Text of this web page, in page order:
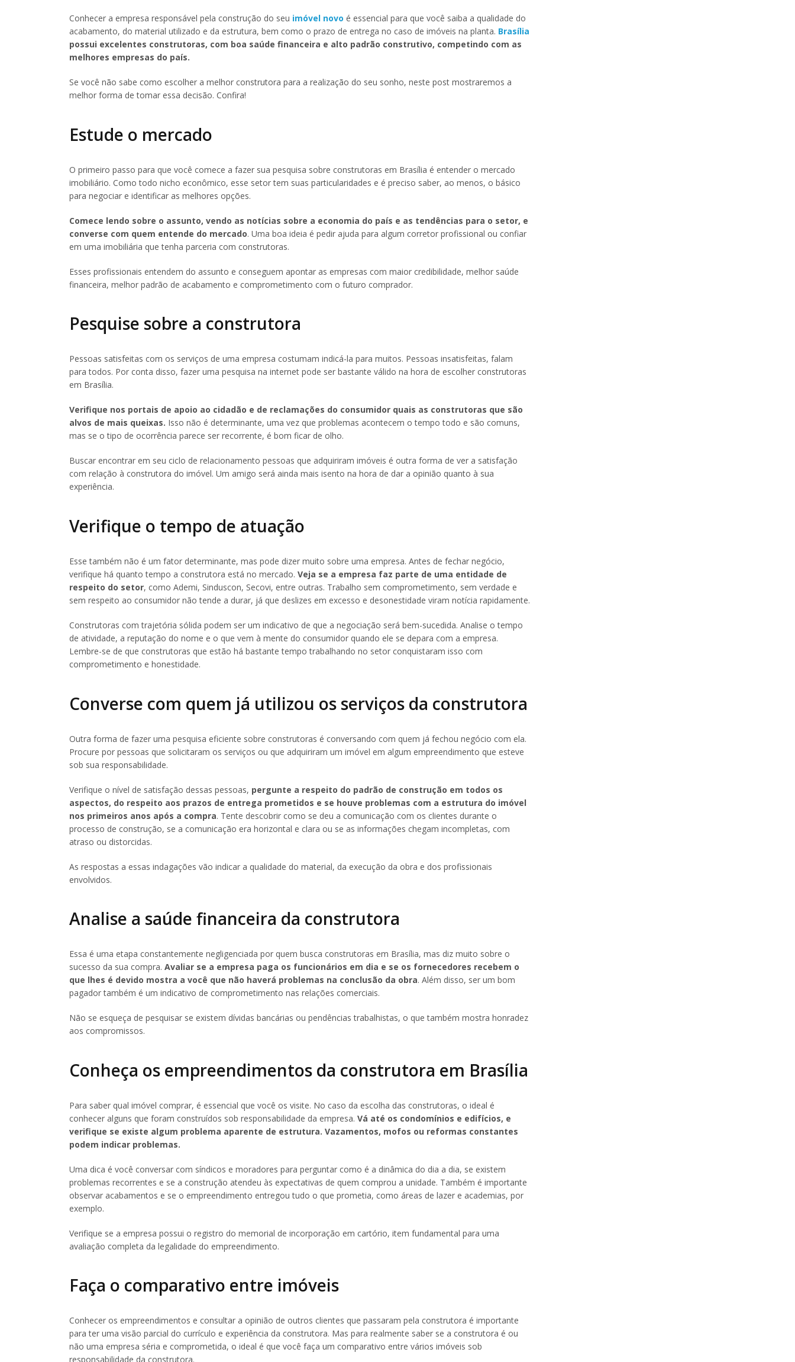
Conhecer a empresa responsável pela construção do seu imóvel novo é essencial para que você saiba a qualidade do
acabamento, do material utilizado e da estrutura, bem como o prazo de entrega no caso de imóveis na planta. Brasília
possui excelentes construtoras, com boa saúde financeira e alto padrão construtivo, competindo com as
melhores empresas do país.
Se você não sabe como escolher a melhor construtora para a realização do seu sonho, neste post mostraremos a
melhor forma de tomar essa decisão. Confira!
Estude o mercado
O primeiro passo para que você comece a fazer sua pesquisa sobre construtoras em Brasília é entender o mercado
imobiliário. Como todo nicho econômico, esse setor tem suas particularidades e é preciso saber, ao menos, o básico
para negociar e identificar as melhores opções.
Comece lendo sobre o assunto, vendo as notícias sobre a economia do país e as tendências para o setor, e
converse com quem entende do mercado. Uma boa ideia é pedir ajuda para algum corretor profissional ou confiar
em uma imobiliária que tenha parceria com construtoras.
Esses profissionais entendem do assunto e conseguem apontar as empresas com maior credibilidade, melhor saúde
financeira, melhor padrão de acabamento e comprometimento com o futuro comprador.
Pesquise sobre a construtora
Pessoas satisfeitas com os serviços de uma empresa costumam indicá-la para muitos. Pessoas insatisfeitas, falam
para todos. Por conta disso, fazer uma pesquisa na internet pode ser bastante válido na hora de escolher construtoras
em Brasília.
Verifique nos portais de apoio ao cidadão e de reclamações do consumidor quais as construtoras que são
alvos de mais queixas. Isso não é determinante, uma vez que problemas acontecem o tempo todo e são comuns,
mas se o tipo de ocorrência parece ser recorrente, é bom ficar de olho.
Buscar encontrar em seu ciclo de relacionamento pessoas que adquiriram imóveis é outra forma de ver a satisfação
com relação à construtora do imóvel. Um amigo será ainda mais isento na hora de dar a opinião quanto à sua
experiência.
Verifique o tempo de atuação
Esse também não é um fator determinante, mas pode dizer muito sobre uma empresa. Antes de fechar negócio,
verifique há quanto tempo a construtora está no mercado. Veja se a empresa faz parte de uma entidade de
respeito do setor, como Ademi, Sinduscon, Secovi, entre outras. Trabalho sem comprometimento, sem verdade e
sem respeito ao consumidor não tende a durar, já que deslizes em excesso e desonestidade viram notícia rapidamente.
Construtoras com trajetória sólida podem ser um indicativo de que a negociação será bem-sucedida. Analise o tempo
de atividade, a reputação do nome e o que vem à mente do consumidor quando ele se depara com a empresa.
Lembre-se de que construtoras que estão há bastante tempo trabalhando no setor conquistaram isso com
comprometimento e honestidade.
Converse com quem já utilizou os serviços da construtora
Outra forma de fazer uma pesquisa eficiente sobre construtoras é conversando com quem já fechou negócio com ela.
Procure por pessoas que solicitaram os serviços ou que adquiriram um imóvel em algum empreendimento que esteve
sob sua responsabilidade.
Verifique o nível de satisfação dessas pessoas, pergunte a respeito do padrão de construção em todos os
aspectos, do respeito aos prazos de entrega prometidos e se houve problemas com a estrutura do imóvel
nos primeiros anos após a compra. Tente descobrir como se deu a comunicação com os clientes durante o
processo de construção, se a comunicação era horizontal e clara ou se as informações chegam incompletas, com
atraso ou distorcidas.
As respostas a essas indagações vão indicar a qualidade do material, da execução da obra e dos profissionais
envolvidos.
Analise a saúde financeira da construtora
Essa é uma etapa constantemente negligenciada por quem busca construtoras em Brasília, mas diz muito sobre o
sucesso da sua compra. Avaliar se a empresa paga os funcionários em dia e se os fornecedores recebem o
que lhes é devido mostra a você que não haverá problemas na conclusão da obra. Além disso, ser um bom
pagador também é um indicativo de comprometimento nas relações comerciais.
Não se esqueça de pesquisar se existem dívidas bancárias ou pendências trabalhistas, o que também mostra honradez
aos compromissos.
Conheça os empreendimentos da construtora em Brasília
Para saber qual imóvel comprar, é essencial que você os visite. No caso da escolha das construtoras, o ideal é
conhecer alguns que foram construídos sob responsabilidade da empresa. Vá até os condomínios e edifícios, e
verifique se existe algum problema aparente de estrutura. Vazamentos, mofos ou reformas constantes
podem indicar problemas.
Uma dica é você conversar com síndicos e moradores para perguntar como é a dinâmica do dia a dia, se existem
problemas recorrentes e se a construção atendeu às expectativas de quem comprou a unidade. Também é importante
observar acabamentos e se o empreendimento entregou tudo o que prometia, como áreas de lazer e academias, por
exemplo.
Verifique se a empresa possui o registro do memorial de incorporação em cartório, item fundamental para uma
avaliação completa da legalidade do empreendimento.
Faça o comparativo entre imóveis
Conhecer os empreendimentos e consultar a opinião de outros clientes que passaram pela construtora é importante
para ter uma visão parcial do currículo e experiência da construtora. Mas para realmente saber se a construtora é ou
não uma empresa séria e comprometida, o ideal é que você faça um comparativo entre vários imóveis sob
responsabilidade da construtora.